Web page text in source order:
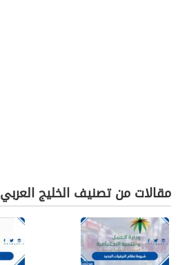
مقالات من تصنيف الخليج العربي